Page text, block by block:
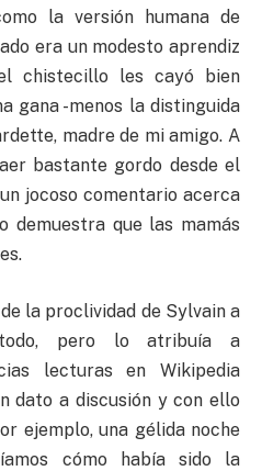
la versión humana de
era un modesto aprendiz
chistecillo les cayó bien
gana -menos la distinguida
madre de mi amigo. A
bastante gordo desde el
jocoso comentario acerca
demuestra que las mamás
la proclividad de Sylvain a
pero lo atribuía a
lecturas en Wikipedia
dato a discusión y con ello
ejemplo, una gélida noche
cómo había sido la